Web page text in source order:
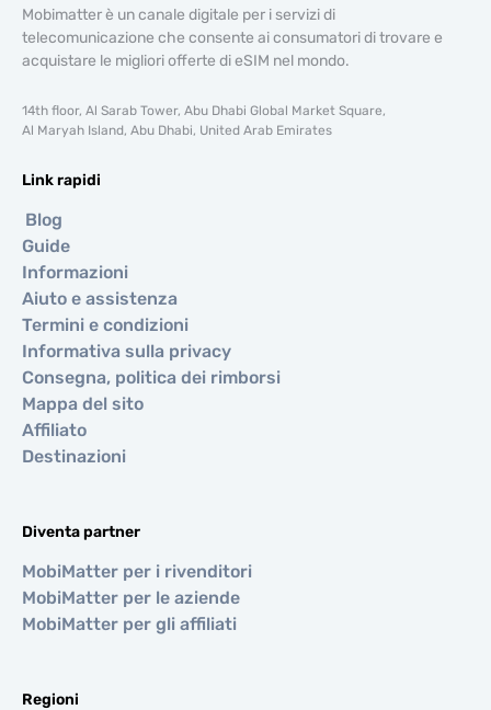
Mobimatter è un canale digitale per i servizi di
telecomunicazione che consente ai consumatori di trovare e
acquistare le migliori offerte di eSIM nel mondo.
14th floor, Al Sarab Tower, Abu Dhabi Global Market Square,
Al Maryah Island, Abu Dhabi, United Arab Emirates
Link rapidi
Blog
Guide
Informazioni
Aiuto e assistenza
Termini e condizioni
Informativa sulla privacy
Consegna, politica dei rimborsi
Mappa del sito
Affiliato
Destinazioni
Diventa partner
MobiMatter per i rivenditori
MobiMatter per le aziende
MobiMatter per gli affiliati
Regioni